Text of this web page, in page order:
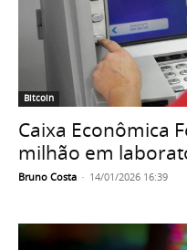
Bitcoin
Caixa Econômica
milhão em
Bruno Costa - 14/01/2026 16:39